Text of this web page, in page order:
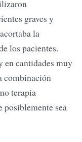
graves y
la
los pacientes.
en cantidades muy
combinación
terapia
posiblemente sea